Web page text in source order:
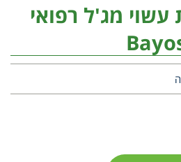
עשוי מג'ל רפואי